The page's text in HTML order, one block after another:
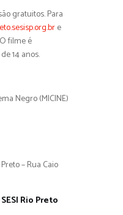
gratuitos. Para
e
filme é
14 anos.
Negro (MICINE)
– Rua Caio
Rio Preto